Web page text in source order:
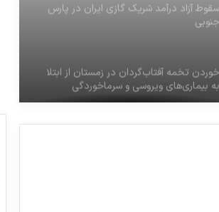
سقوط آزاد درآمد شریک گازی ایران در پارس
جنوبی
خوردن تخمه آفتاب‌گردان در زمستان از ابتلا
به بیماری‌های ویروسی و سرماخوردگی
پیشگیری میکند